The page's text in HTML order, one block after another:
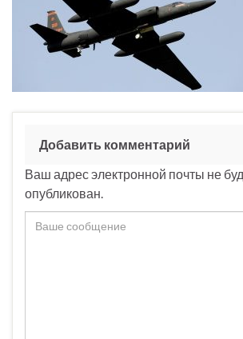
Добавить комментарий
Ваш адрес электронной почты не
опубликован.